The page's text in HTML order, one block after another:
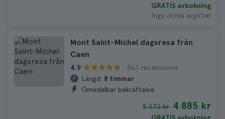
GRATIS avbokning
Inga dolda avgifter
Mont Saint-Michel dagsresa från
Caen
4.9
563 recensioner
Längd: 8 timmar
Omedelbar bekräftelse
5 373 kr 4 885 kr